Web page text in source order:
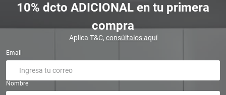
10% dcto ADICIONAL en tu primera
compra
Aplica T&C, consúltalos aquí
Email
Nombre